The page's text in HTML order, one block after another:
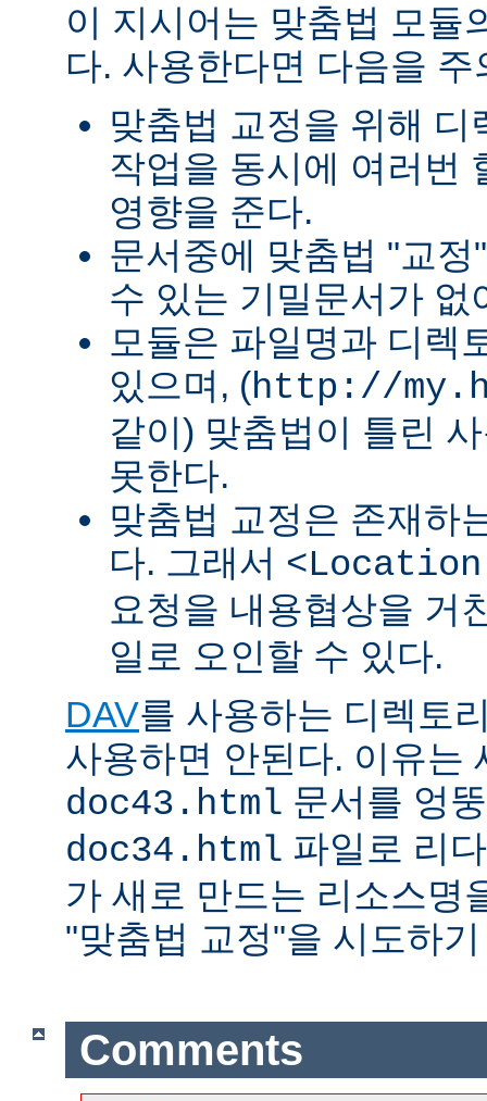
이 지시어는 맞춤법 모듈
다. 사용한다면 다음을 주
맞춤법 교정을 위해
작업을 동시에 여러번
영향을 준다.
문서중에 맞춤법 "교
수 있는 기밀문서가 없
모듈은 파일명과 디렉
있으며, (http://
같이) 맞춤법이 틀린
못한다.
맞춤법 교정은 존재하
다. 그래서
요청을 내용협상을 거
일로 오인할 수 있다.
DAV를 사용하는 디렉토
사용하면 안된다. 이유는
doc43.html 문서를 엉
doc34.html 파일로 리
가 새로 만드는 리소스명
"맞춤법 교정"을 시도하
Comments